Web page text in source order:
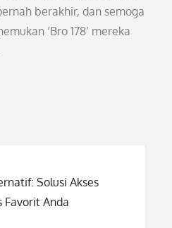
berakhir, dan semoga
‘Bro 178’ mereka
Solusi Akses
Favorit Anda